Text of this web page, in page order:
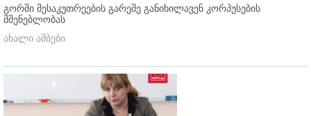
გორში მესაკუთრეების გარეშე განიხილავენ კორპუსების
მშენებლობას
ახალი ამბები